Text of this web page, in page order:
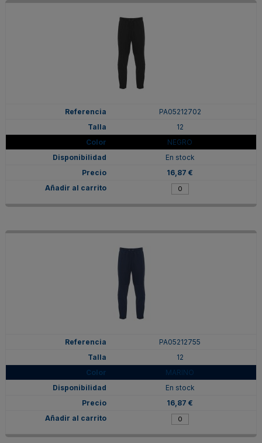
PA05212702
12
NEGRO
En stock
16,87 €
PA05212755
12
MARINO
En stock
16,87 €